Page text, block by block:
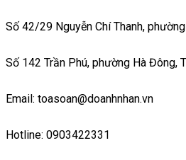
Số 42/29 Nguyễn Chí Thanh,
Số 142 Trần Phú, phường Hà Đông,
Email: toasoan@doanhnhan.vn
Hotline: 0903422331